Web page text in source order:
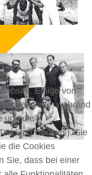
Einige von
der Seite, während
und die
Cookies). Sie
die Cookies
Sie, dass bei einer